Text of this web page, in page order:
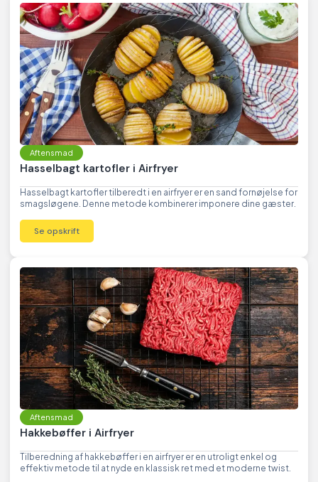
Aftensmad
Hasselbagt kartofler i Airfryer
Hasselbagt kartofler tilberedt i en airfryer er en sand fornøjelse for
smagsløgene. Denne metode kombinerer imponere dine gæster.
Se opskrift
Aftensmad
Hakkebøffer i Airfryer
Tilberedning af hakkebøffer i en airfryer er en utroligt enkel og
effektiv metode til at nyde en klassisk ret med et moderne twist.